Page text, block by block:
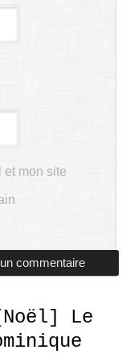
et mon site
Le